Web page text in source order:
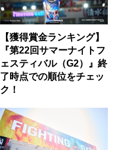
【獲得賞金ランキング】
『第22回サマーナイトフ
ェスティバル（G2）』終
了時点での順位をチェッ
ク！